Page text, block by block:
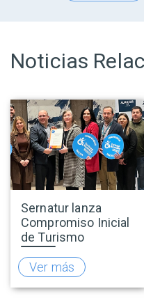
Noticias
Sernatur lanza
Compromiso Inicial
de Turismo
Accesible para
promover una
oferta turística más
Ver más